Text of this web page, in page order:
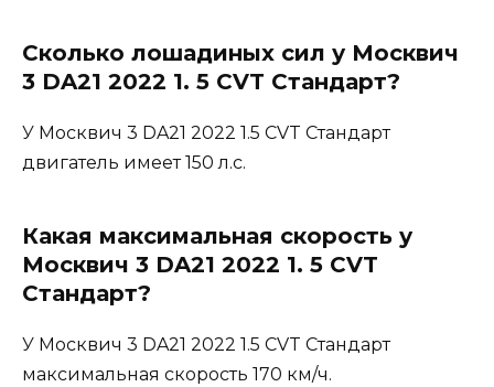
Сколько лошадиных сил у Москвич
3 DA21 2022 1. 5 CVT Стандарт?
У Москвич 3 DA21 2022 1.5 CVT Стандарт
двигатель имеет 150 л.с.
Какая максимальная скорость у
Москвич 3 DA21 2022 1. 5 CVT
Стандарт?
У Москвич 3 DA21 2022 1.5 CVT Стандарт
максимальная скорость 170 км/ч.